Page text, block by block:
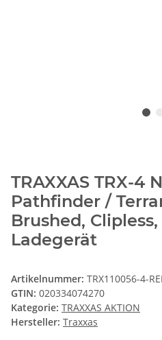
TRAXXAS TRX-4
Pathfinder /
Brushed,
Ladegerät
Artikelnummer: TRX110056-4-
GTIN: 020334074270
Kategorie: TRAXXAS AKTION
Hersteller: Traxxas